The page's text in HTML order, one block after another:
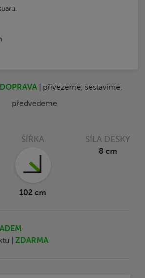
| přivezeme, sestavíme,
předvedeme
ŠÍŘKA
102 cm
SÍLA DESKY
8 cm
| ZDARMA